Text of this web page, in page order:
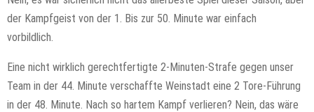
der Kampfgeist von der 1. Bis zur 50. Minute war einfach
vorbildlich.
Eine nicht wirklich gerechtfertigte 2-Minuten-Strafe gegen unser
Team in der 44. Minute verschaffte Weinstadt eine 2 Tore-Führung
in der 48. Minute. Nach so hartem Kampf verlieren? Nein, das wäre